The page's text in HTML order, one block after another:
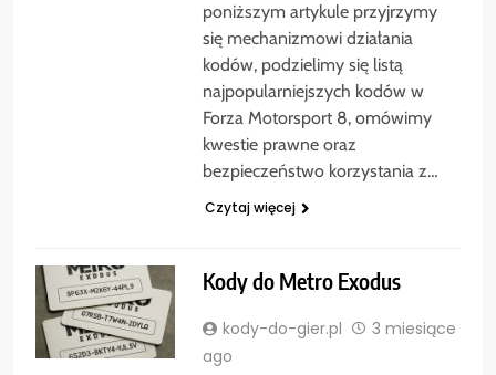
poniższym artykule przyjrzymy
się mechanizmowi działania
kodów, podzielimy się listą
najpopularniejszych kodów w
Forza Motorsport 8, omówimy
kwestie prawne oraz
bezpieczeństwo korzystania z…
Czytaj więcej
Kody do Metro Exodus
kody-do-gier.pl
3 miesiące
ago